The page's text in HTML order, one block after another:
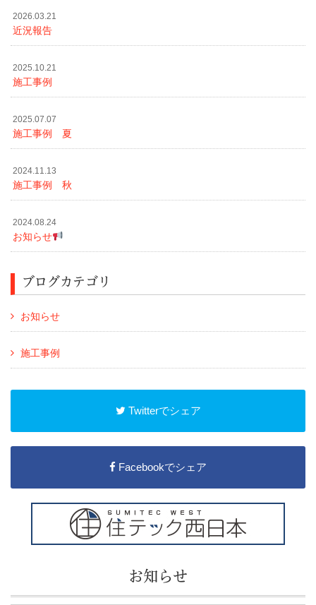
2026.03.21
近況報告
2025.10.21
施工事例
2025.07.07
施工事例 夏
2024.11.13
施工事例 秋
2024.08.24
お知らせ
ブログカテゴリ
お知らせ
施工事例
Twitterでシェア
Facebookでシェア
お知らせ